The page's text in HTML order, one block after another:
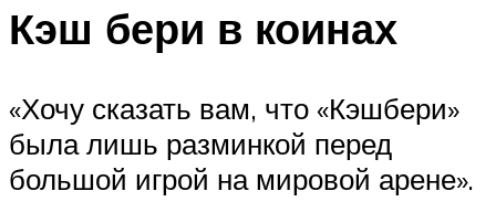
Кэш бери в коинах
«Хочу сказать вам, что «Кэшбери»
была лишь разминкой перед
большой игрой на мировой арене».